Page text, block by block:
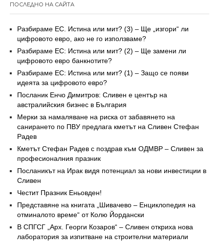
ПОСЛЕДНО НА САЙТА
Разбираме ЕС. Истина или мит? (3) – Ще „изгори“ ли
цифровото евро, ако не го използваме?
Разбираме ЕС: Истина или мит? (2) – Ще замени ли
цифровото евро банкнотите?
Разбираме ЕС: Истина или мит? (1) – Защо се появи
идеята за цифровото евро?
Посланик Енчо Димитров: Сливен е център на
австралийския бизнес в България
Мерки за намаляване на риска от забавянето на
санирането по ПВУ предлага кметът на Сливен Стефан
Радев
Кметът Стефан Радев с поздрав към ОДМВР – Сливен за
професионалния празник
Посланикът на Ирак видя потенциал за нови инвестиции в
Сливен
Честит Празник Еньовден!
Представяне на книгата „Шивачево – Енциклопедия на
отминалото време“ от Колю Йордански
В СПГСГ „Арх. Георги Козаров“ – Сливен откриха нова
лаборатория за изпитване на строителни материали